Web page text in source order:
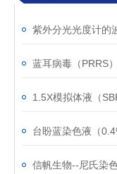
蓝耳病毒（PRRS
1.5X模拟体液（